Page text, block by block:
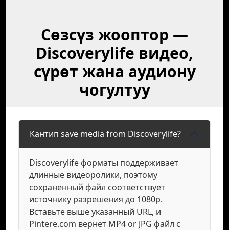
Сөзсүз жооптор —
Discoverylife видео,
сүрөт жана аудиону
чогултуу
Кантип save media from Discoverylife?
Discoverylife форматы поддерживает
длинные видеоролики, поэтому
сохраненный файл соответствует
источнику разрешения до 1080p.
Вставьте выше указанный URL, и
Pintere.com вернет MP4 or JPG файл с